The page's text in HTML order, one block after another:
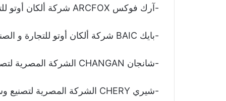
-آرك فوكس ARCFOX شركة ألكان أوتو للتجارة والصناعة
-بايك BAIC شركة ألكان أوتو للتجارة و الصناعة
-شانجان CHANGAN الشركة المصرية لتصنيع وسائل النقل – غبور مصر
-شيري CHERY الشركة المصرية لتصنيع وسائل النقل – غبور مصر